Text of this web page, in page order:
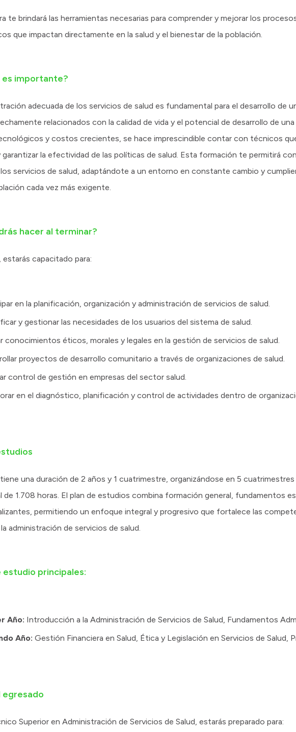
te brindará las herramientas necesarias para comprender y mejorar los
que impactan directamente en la salud y el bienestar de la población.
es importante?
adecuada de los servicios de salud es fundamental para el desarrollo de
relacionados con la calidad de vida y el potencial de desarrollo de
y costos crecientes, se hace imprescindible contar con técnicos
la efectividad de las políticas de salud. Esta formación te permitirá
servicios de salud, adaptándote a un entorno en constante cambio y
cada vez más exigente.
hacer al terminar?
estarás capacitado para:
en la planificación, organización y administración de servicios de salud.
y gestionar las necesidades de los usuarios del sistema de salud.
conocimientos éticos, morales y legales en la gestión de servicios de salud.
proyectos de desarrollo comunitario a través de organizaciones de salud.
control de gestión en empresas del sector salud.
en el diagnóstico, planificación y control de actividades dentro de
una duración de 2 años y 1 cuatrimestre, organizándose en 5
de 1.708 horas. El plan de estudios combina formación general, fundamentos
permitiendo un enfoque integral y progresivo que fortalece las
administración de servicios de salud.
estudio principales:
Año: Introducción a la Administración de Servicios de Salud, Fundamentos
Año: Gestión Financiera en Salud, Ética y Legislación en Servicios de Salud,
egresado
Superior en Administración de Servicios de Salud, estarás preparado para: